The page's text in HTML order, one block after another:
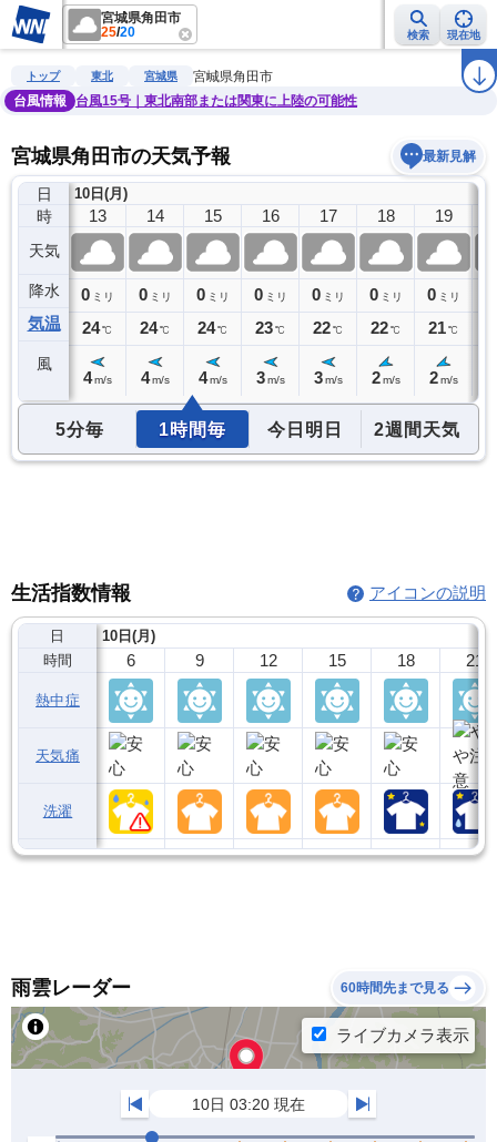
宮城県角田市
25/20 検索 現在地
雨雲レーダー 台風情報 地震情報 ラ
トップ 東北 宮城県
宮城県角田市
台風情報
台風15号｜東北南部または関東に上陸の可能性
宮城県角田市の天気予報 最新見解
日
時
天気
降水
気温
風
10日(月)
12
0ミリ
24℃
13
0 ミリ
24℃
4 m/s
14
0 ミリ
24℃
4 m/s
15
0 ミリ
24℃
4 m/s
16
0 ミリ
23℃
3 m/s
17
0 ミリ
22℃
3 m/s
18
0 ミリ
22℃
2 m/s
19
0 ミリ
21℃
2 m/s
5分毎 1時間毎 今日明日 2週間天気
生活指数情報 アイコンの説明
日
時間
熱中症
天気痛
洗濯
10日(月)
6 9 12 15 18 21
雨雲レーダー 60時間先まで見る